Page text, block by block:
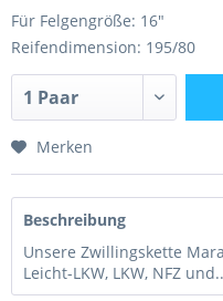
Für Felgengröße: 16"
Reifendimension: 195/80
Merken
Beschreibung
Unsere Zwillingskette
Leicht-LKW, LKW, NFZ